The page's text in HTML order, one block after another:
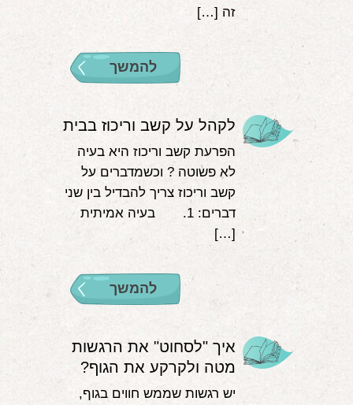
זה […]
להמשך
לקהל על קשב וריכוז בבית
הפרעת קשב וריכוז היא בעיה
לא פשוטה ? וכשמדברים על
קשב וריכוז צריך להבדיל בין שני
דברים: 1. בעיה אמיתית
[…]
להמשך
איך "לסחוט" את הרגשות
מטה ולקרקע את הגוף?
יש רגשות שממש חווים בגוף,